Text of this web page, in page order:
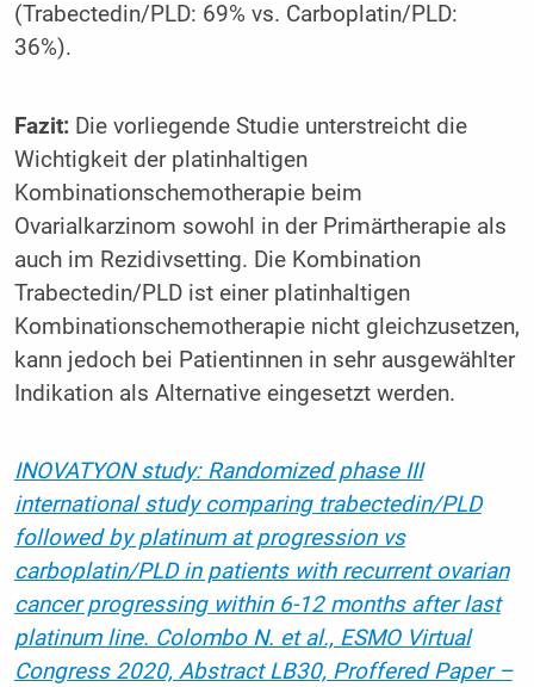
(Trabectedin/PLD: 69% vs. Carboplatin/PLD:
36%).
Fazit:Die vorliegende Studie unterstreicht die
Wichtigkeit der platinhaltigen
Kombinationschemotherapie beim
Ovarialkarzinom sowohl in der Primärtherapie als
auch im Rezidivsetting. Die Kombination
Trabectedin/PLD ist einer platinhaltigen
Kombinationschemotherapie nicht gleichzusetzen,
kann jedoch bei Patientinnen in sehr ausgewählter
Indikation als Alternative eingesetzt werden.
INOVATYON study: Randomized phase III
international study comparing trabectedin/PLD
followed by platinum at progression vs
carboplatin/PLD in patients with recurrent ovarian
cancer progressing within 6-12 months after last
platinum line. Colombo N. et al., ESMO Virtual
Congress 2020, Abstract LB30, Proffered Paper –